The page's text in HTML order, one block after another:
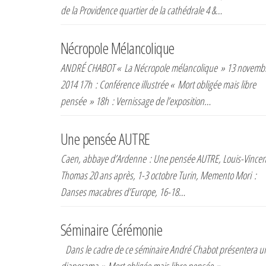
de la Providence quartier de la cathédrale 4 &…
Nécropole Mélancolique
ANDRÉ CHABOT « La Nécropole mélancolique » 13
2014 17h : Conférence illustrée « Mort obligée mais libre
pensée » 18h : Vernissage de l’exposition…
Une pensée AUTRE
Caen, abbaye d’Ardenne : Une pensée AUTRE, Louis-
Thomas 20 ans après, 1-3 octobre Turin, Memento Mori :
Danses macabres d’Europe, 16-18…
Séminaire Cérémonie
Dans le cadre de ce séminaire André Chabot présentera